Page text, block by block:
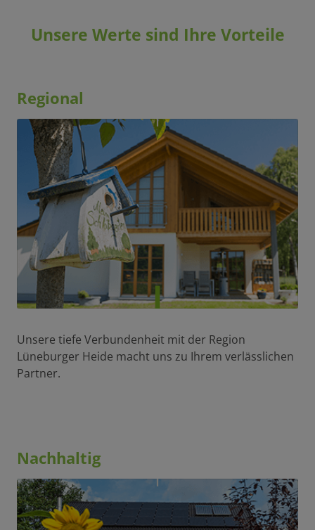
Unsere Werte sind Ihre Vorteile
Regional
Unsere tiefe Verbundenheit mit der Region
Lüneburger Heide macht uns zu Ihrem verlässlichen
Partner.
Nachhaltig